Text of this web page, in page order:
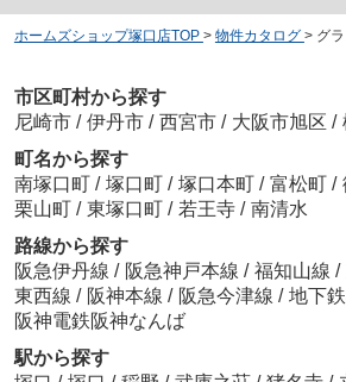
ホームズショップ塚口店TOP > 物件カタログ > グ
市区町村から探す
尼崎市 / 伊丹市 / 西宮市 / 大阪市旭区 /
町名から探す
南塚口町 / 塚口町 / 塚口本町 / 富松町 /
栗山町 / 東塚口町 / 若王寺 / 南清水
路線から探す
阪急伊丹線 / 阪急神戸本線 / 福知山線 /
東西線 / 阪神本線 / 阪急今津線 / 地下
阪神電鉄阪神なんば
駅から探す